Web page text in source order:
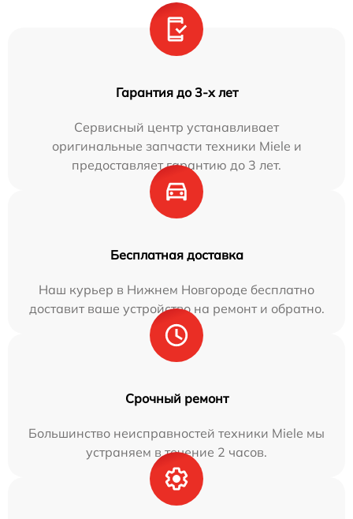
Гарантия до 3-х лет
Сервисный центр устанавливает
оригинальные запчасти техники Miele и
предоставляет гарантию до 3 лет.
Бесплатная доставка
Наш курьер в Нижнем Новгороде бесплатно
доставит ваше устройство на ремонт и обратно.
Срочный ремонт
Большинство неисправностей техники Miele мы
устраняем в течение 2 часов.